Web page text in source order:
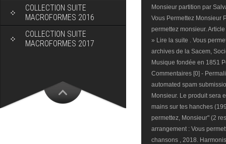
COLLECTION SUITE
MACROFORMES 2016
COLLECTION SUITE
MACROFORMES 2017
Monsieur partition par
Vous Permettez Monsieur
permettez monsieur.
» Lire la suite . Vous
archives de la Sacem,
Musique fondée en 1851
Commentaires [0] -
automated spam
Monsieur. Le produit sera
mains sur tes hanches
permettez, Monsieur" (2
arrangement : Vous
chansons , 2018.